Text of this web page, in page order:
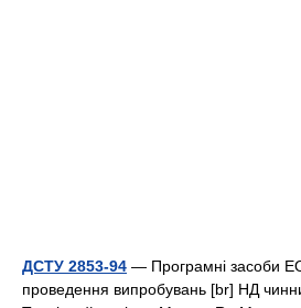
ДСТУ 2853-94 — Програмні засоби
проведення випробувань [br] НД